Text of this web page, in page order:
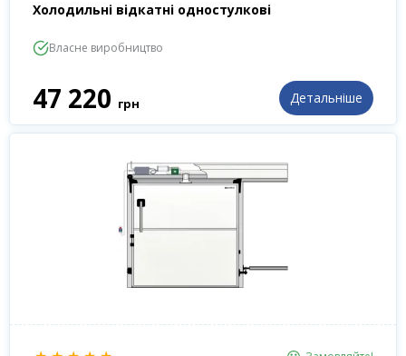
Холодильні відкатні одностулкові
Власне виробництво
47 220 грн Детальніше